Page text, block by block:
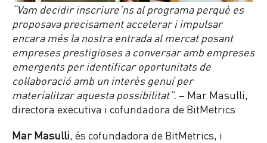
“Vam decidir inscriure’ns al programa perquè es
proposava precisament accelerar i impulsar
encara més la nostra entrada al mercat posant
empreses prestigioses a conversar amb empreses
emergents per identificar oportunitats de
col·laboració amb un interès genuí per
materialitzar aquesta possibilitat”. – Mar Masulli,
directora executiva i cofundadora de BitMetrics
Mar Masulli , és cofundadora de BitMetrics, i